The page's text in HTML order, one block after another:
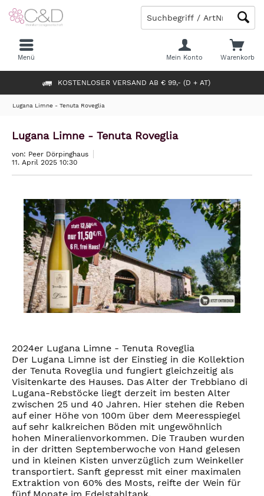
KOSTENLOSER VERSAND AB € 99,- (D + AT)
Warenkorb
Mein Konto
Menü
Lugana Limne - Tenuta Roveglia
Lugana Limne - Tenuta Roveglia
von: Peer Dörpinghaus
11. April 2025 10:30
2024er Lugana Limne - Tenuta Roveglia
Der Lugana Limne ist der Einstieg in die Kollektion
der Tenuta Roveglia und fungiert gleichzeitig als
Visitenkarte des Hauses. Das Alter der Trebbiano di
Lugana-Rebstöcke liegt derzeit im besten Alter
zwischen 25 und 40 Jahren. Hier stehen die Reben
auf einer Höhe von 100m über dem Meeresspiegel
auf sehr kalkreichen Böden mit ungewöhnlich
hohen Mineralienvorkommen. Die Trauben wurden
in der dritten Septemberwoche von Hand gelesen
und in kleinen Kisten unverzüglich zum Weinkeller
transportiert. Sanft gepresst mit einer maximalen
Extraktion von 60% des Mosts, reifte der Wein für